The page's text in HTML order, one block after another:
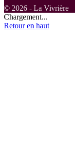
© 2026 - La Vivrière
Chargement...
Retour en haut